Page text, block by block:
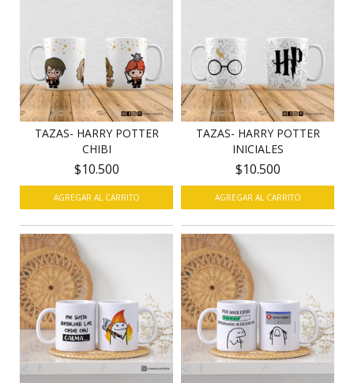
TAZAS- HARRY POTTER
CHIBI
$10.500
AGREGAR AL CARRITO
TAZAS- HARRY POTTER
INICIALES
$10.500